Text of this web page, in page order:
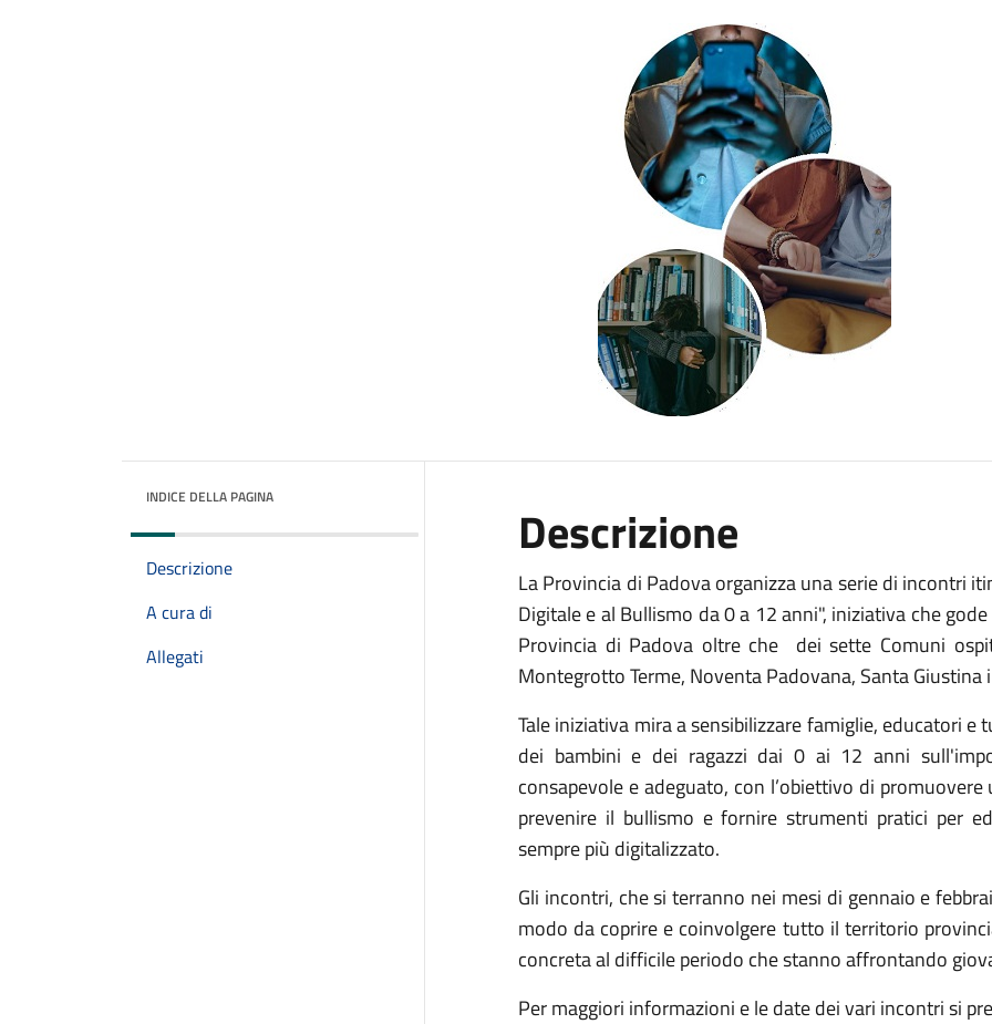
INDICE DELLA PAGINA
Descrizione
A cura di
Allegati
Descrizione
La Provincia di Padova organizza una serie di incontri
Digitale e al Bullismo da 0 a 12 anni", iniziativa che
Provincia di Padova oltre che dei sette Comuni
Montegrotto Terme, Noventa Padovana, Santa Giustina
Tale iniziativa mira a sensibilizzare famiglie, educatori
dei bambini e dei ragazzi dai 0 ai 12 anni
consapevole e adeguato, con l’obiettivo di
prevenire il bullismo e fornire strumenti pratici per
sempre più digitalizzato.
Gli incontri, che si terranno nei mesi di gennaio e
modo da coprire e coinvolgere tutto il territorio
concreta al difficile periodo che stanno affrontando
Per maggiori informazioni e le date dei vari incontri si